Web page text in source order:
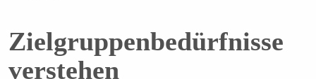
Zielgruppenbedürfnisse
verstehen